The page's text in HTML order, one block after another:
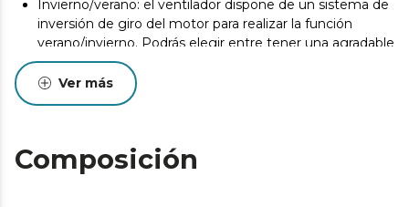
Invierno/verano: el ventilador dispone de un sistema de
inversión de giro del motor para realizar la función
verano/invierno. Podrás elegir entre tener una agradable
brisa en verano o en sentido contrario, impulsar el aire
caliente hacia abajo y así complementar tu sistema de
calefacción en invierno.
regulable con dos barras para ajustar la altura con 12,5 o
25 cm, adecuándose a cada usuario y situación.
Ver más
Composición